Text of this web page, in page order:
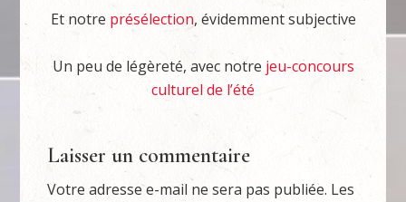
Et notre présélection, évidemment subjective
Un peu de légèreté, avec notre jeu-concours
culturel de l’été
Laisser un commentaire
Votre adresse e-mail ne sera pas publiée. Les